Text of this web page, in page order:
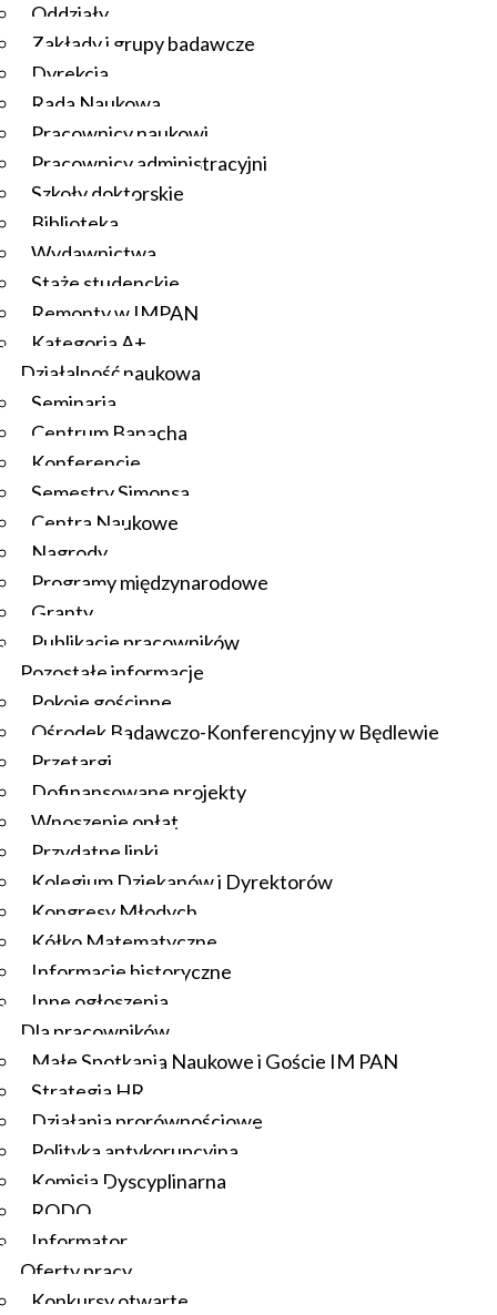
Oddziały
Zakłady i grupy badawcze
Dyrekcja
Rada Naukowa
Pracownicy naukowi
Pracownicy administracyjni
Szkoły doktorskie
Biblioteka
Wydawnictwa
Staże studenckie
Remonty w IMPAN
Kategoria A+
Działalność naukowa
Seminaria
Centrum Banacha
Konferencje
Semestry Simonsa
Centra Naukowe
Nagrody
Programy międzynarodowe
Granty
Publikacje pracowników
Pozostałe informacje
Pokoje gościnne
Ośrodek Badawczo-Konferencyjny w Będlewie
Przetargi
Dofinansowane projekty
Wnoszenie opłat
Przydatne linki
Kolegium Dziekanów i Dyrektorów
Kongresy Młodych
Kółko Matematyczne
Informacje historyczne
Inne ogłoszenia
Dla pracowników
Małe Spotkania Naukowe i Goście IM PAN
Strategia HR
Działania prorównościowe
Polityka antykorupcyjna
Komisja Dyscyplinarna
RODO
Informator
Oferty pracy
Konkursy otwarte